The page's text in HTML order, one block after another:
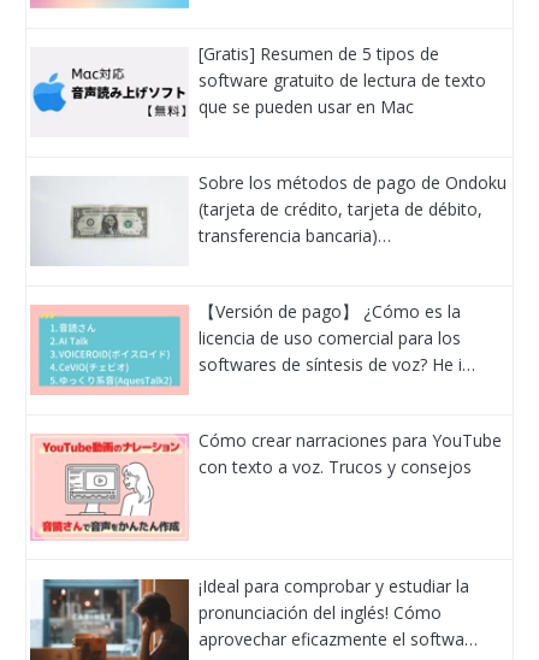
[Gratis] Resumen de 5 tipos de
software gratuito de lectura de texto
que se pueden usar en Mac
Sobre los métodos de pago de Ondoku
(tarjeta de crédito, tarjeta de débito,
transferencia bancaria)…
【Versión de pago】 ¿Cómo es la
licencia de uso comercial para los
softwares de síntesis de voz? He i…
Cómo crear narraciones para YouTube
con texto a voz. Trucos y consejos
¡Ideal para comprobar y estudiar la
pronunciación del inglés! Cómo
aprovechar eficazmente el softwa…